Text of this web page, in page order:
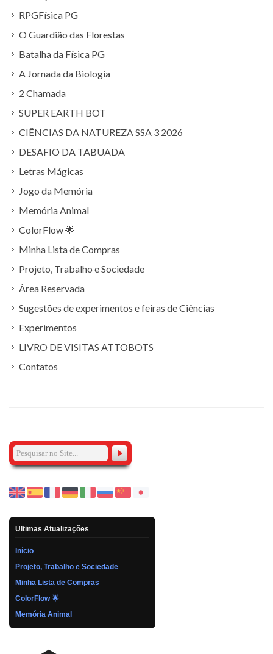
RPGFísica PG
O Guardião das Florestas
Batalha da Física PG
A Jornada da Biologia
2 Chamada
SUPER EARTH BOT
CIÊNCIAS DA NATUREZA SSA 3 2026
DESAFIO DA TABUADA
Letras Mágicas
Jogo da Memória
Memória Animal
ColorFlow 🌟
Minha Lista de Compras
Projeto, Trabalho e Sociedade
Área Reservada
Sugestões de experimentos e feiras de Ciências
Experimentos
LIVRO DE VISITAS ATTOBOTS
Contatos
Ultimas Atualizações
Início
Projeto, Trabalho e Sociedade
Minha Lista de Compras
ColorFlow 🌟
Memória Animal